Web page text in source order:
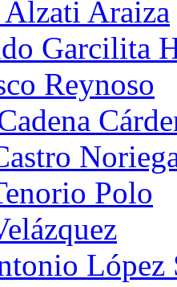
Alzati Araiza
Garcilita
Reynoso
Polo
López